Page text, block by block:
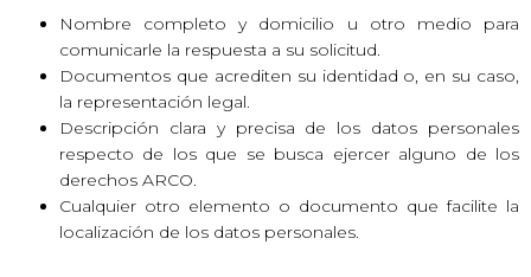
Nombre completo y domicilio u otro medio para
comunicarle la respuesta a su solicitud.
Documentos que acrediten su identidad o, en su caso,
la representación legal.
Descripción clara y precisa de los datos personales
respecto de los que se busca ejercer alguno de los
derechos ARCO.
Cualquier otro elemento o documento que facilite la
localización de los datos personales.